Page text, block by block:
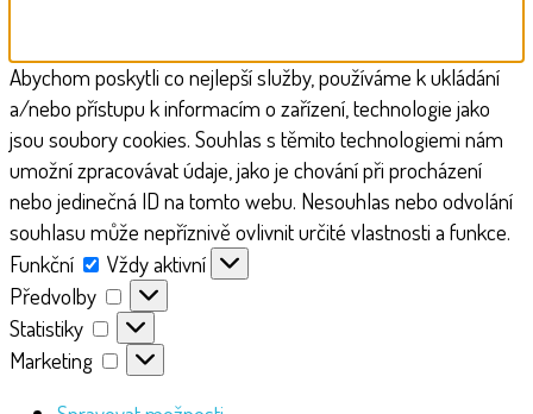
Abychom poskytli co nejlepší služby, používáme k ukládání
a/nebo přístupu k informacím o zařízení, technologie jako
jsou soubory cookies. Souhlas s těmito technologiemi nám
umožní zpracovávat údaje, jako je chování při procházení
nebo jedinečná ID na tomto webu. Nesouhlas nebo odvolání
souhlasu může nepříznivě ovlivnit určité vlastnosti a funkce.
Funkční
Funkční
Vždy aktivní
Předvolby
Předvolby
Statistiky
Statistiky
Marketing
Marketing